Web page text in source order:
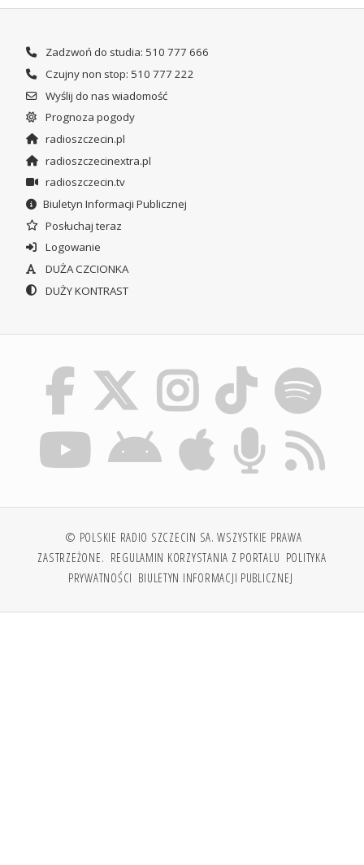
Zadzwoń do studia: 510 777 666
Czujny non stop: 510 777 222
Wyślij do nas wiadomość
Prognoza pogody
radioszczecin.pl
radioszczecinextra.pl
radioszczecin.tv
Biuletyn Informacji Publicznej
Posłuchaj teraz
Logowanie
DUŻA CZCIONKA
DUŻY KONTRAST
© POLSKIE RADIO SZCZECIN SA. WSZYSTKIE PRAWA
ZASTRZEŻONE. REGULAMIN KORZYSTANIA Z PORTALU POLITYKA
PRYWATNOŚCI BIULETYN INFORMACJI PUBLICZNEJ